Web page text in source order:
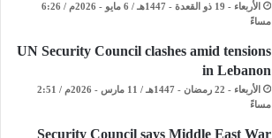
الأربعاء - 19 ذو القعدة - 1447هـ / 6 مايو - 2026م / 6:26
مساءً
UN Security Council clashes amid tensions
in Lebanon
الأربعاء - 22 رمضان - 1447هـ / 11 مارس - 2026م / 2:51
مساءً
Security Council says Middle East War